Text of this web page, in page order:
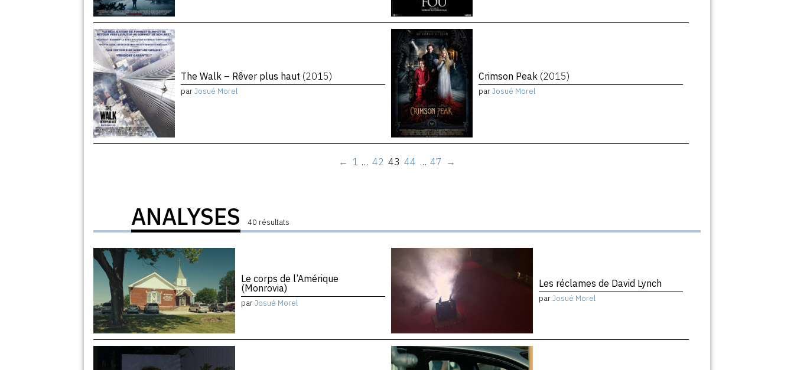
The Walk – Rêver plus haut (2015)
parJosué Morel
Crimson Peak (2015)
parJosué Morel
← 1 … 42 43 44 … 47 →
ANALYSES 40 résultats
Le corps de l’Amérique
(Monrovia)
parJosué Morel
Les réclames de David Lynch
parJosué Morel